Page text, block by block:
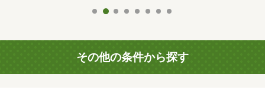
その他の条件から探す